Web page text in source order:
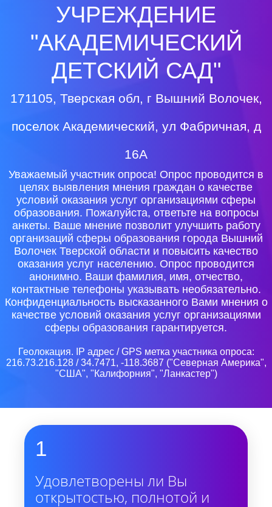
УЧРЕЖДЕНИЕ
"АКАДЕМИЧЕСКИЙ
ДЕТСКИЙ САД"
171105, Тверская обл, г Вышний Волочек,
поселок Академический, ул Фабричная, д
16А
Уважаемый участник опроса! Опрос проводится в
целях выявления мнения граждан о качестве
условий оказания услуг организациями сферы
образования. Пожалуйста, ответьте на вопросы
анкеты. Ваше мнение позволит улучшить работу
организаций сферы образования города Вышний
Волочек Тверской области и повысить качество
оказания услуг населению. Опрос проводится
анонимно. Ваши фамилия, имя, отчество,
контактные телефоны указывать необязательно.
Конфиденциальность высказанного Вами мнения о
качестве условий оказания услуг организациями
сферы образования гарантируется.
Геолокация. IP адрес / GPS метка участника опроса:
216.73.216.128 / 34.7471, -118.3687 ("Северная Америка",
"США", "Калифорния", "Ланкастер")
1
Удовлетворены ли Вы
открытостью, полнотой и